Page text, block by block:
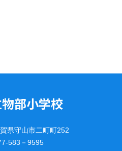
部小学校
県守山市二町町252
583－9595